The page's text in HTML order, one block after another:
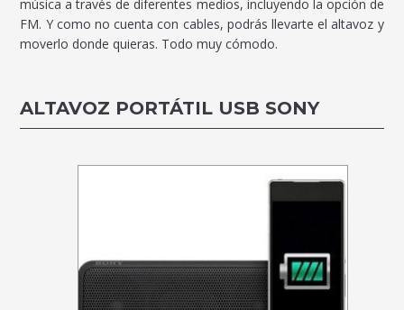
música a través de diferentes medios, incluyendo la opción de
FM. Y como no cuenta con cables, podrás llevarte el altavoz y
moverlo donde quieras. Todo muy cómodo.
ALTAVOZ PORTÁTIL USB SONY